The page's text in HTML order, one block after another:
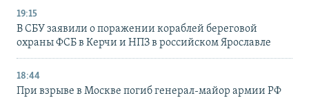
19:15
В СБУ заявили о поражении кораблей береговой
охраны ФСБ в Керчи и НПЗ в российском Ярославле
18:44
При взрыве в Москве погиб генерал-майор армии РФ